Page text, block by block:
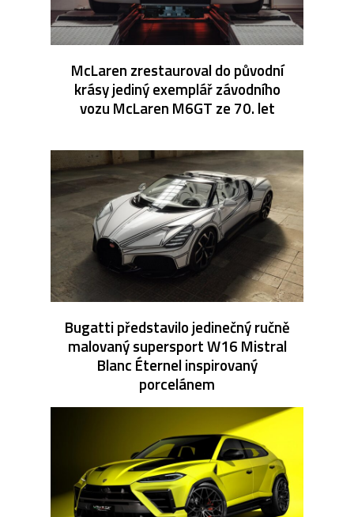
McLaren zrestauroval do původní
krásy jediný exemplář závodního
vozu McLaren M6GT ze 70. let
Bugatti představilo jedinečný ručně
malovaný supersport W16 Mistral
Blanc Éternel inspirovaný
porcelánem